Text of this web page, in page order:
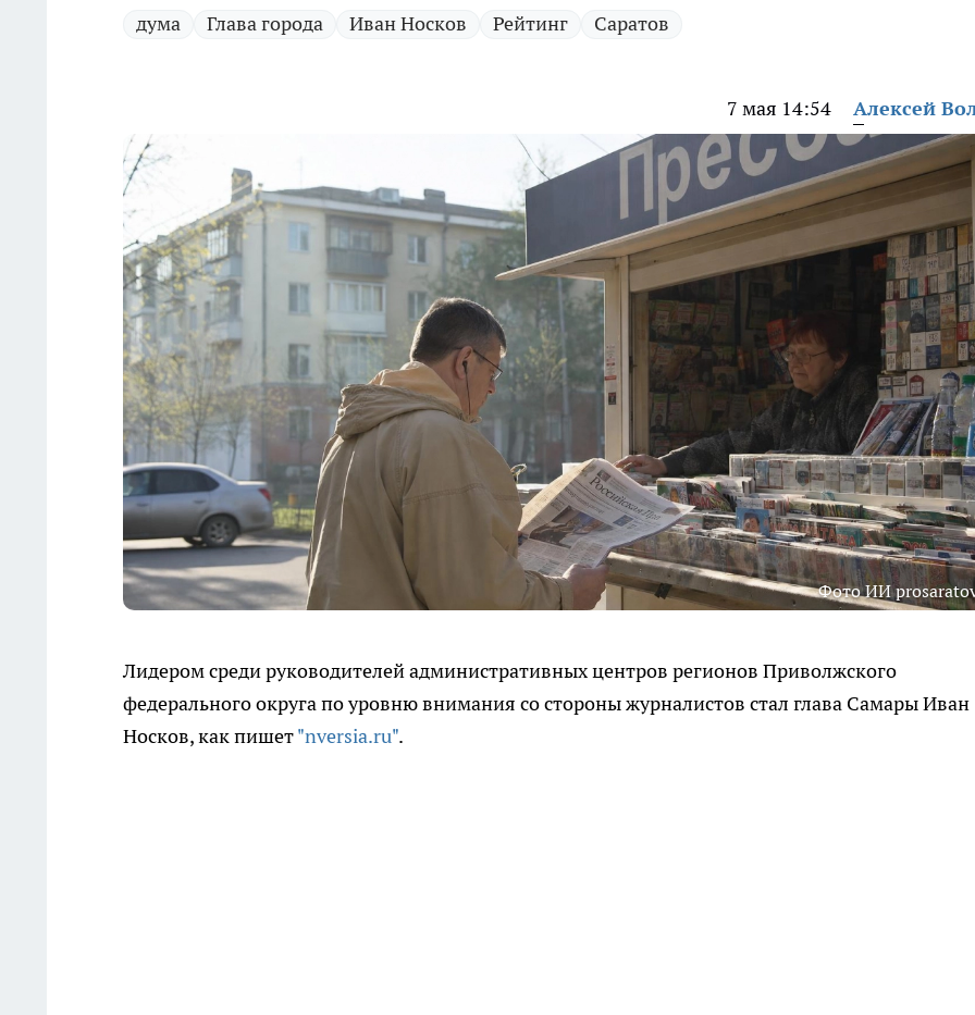
дума Глава города Иван Носков Рейтинг Саратов
7 мая 14:54 Алексей
Фото ИИ
Лидером среди руководителей административных центров регионов Приволжского
федерального округа по уровню внимания со стороны журналистов стал глава Самары Иван
Носков, как пишет"nversia.ru".